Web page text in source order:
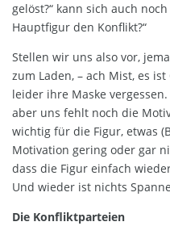
gelöst?“ kann sich auch
Hauptfigur den Konflikt?“
Stellen wir uns also vor,
zum Laden, – ach Mist, es
leider ihre Maske
aber uns fehlt noch die
wichtig für die Figur, etwas
Motivation gering oder gar
dass die Figur einfach
Und wieder ist nichts
Die Konfliktparteien